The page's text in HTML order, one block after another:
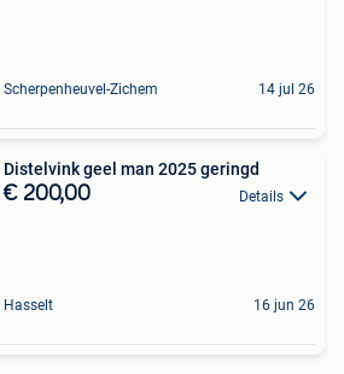
Scherpenheuvel-Zichem 14 jul 26
Distelvink geel man 2025 geringd
€ 200,00 Details
Hasselt 16 jun 26